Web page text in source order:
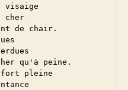
cher
de chair.
qu'à peine.
pleine